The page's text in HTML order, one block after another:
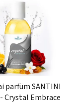
parfüm SANTINI
Crystal Embrace